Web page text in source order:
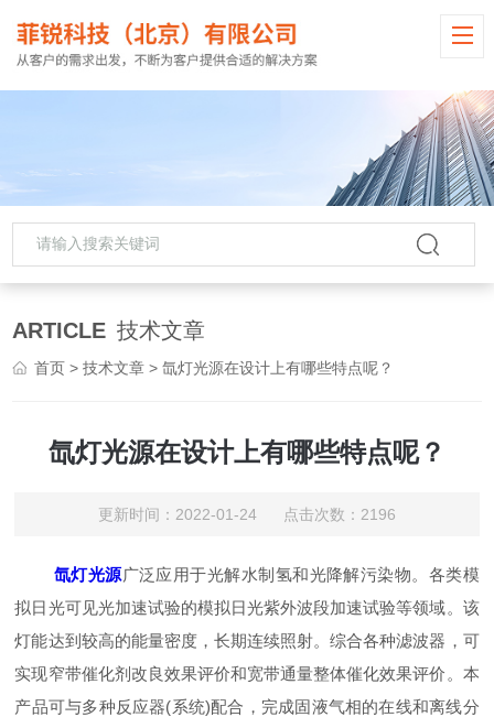
ARTICLE 技术文章
首页 >技术文章 > 氙灯光源在设计上有哪些特点呢？
氙灯光源在设计上有哪些特点呢？
更新时间：2022-01-24 点击次数：2196
氙灯光源广泛应用于光解水制氢和光降解污染物。各类模
拟日光可见光加速试验的模拟日光紫外波段加速试验等领域。该
灯能达到较高的能量密度，长期连续照射。综合各种滤波器，可
实现窄带催化剂改良效果评价和宽带通量整体催化效果评价。本
产品可与多种反应器(系统)配合，完成固液气相的在线和离线分